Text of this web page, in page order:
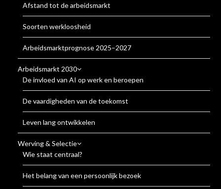
Afstand tot de arbeidsmarkt
Soorten werkloosheid
Arbeidsmarktprognose 2025–2027
Arbeidsmarkt 2030
De invloed van AI op werk en beroepen
De vaardigheden van de toekomst
Leven lang ontwikkelen
Werving & Selectie
Wie staat centraal?
Het belang van een persoonlijk bezoek